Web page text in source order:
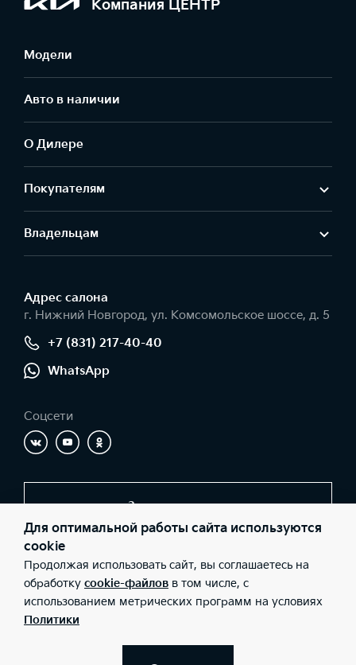
Компания ЦЕНТР
Модели
Авто в наличии
О Дилере
Покупателям
Владельцам
Адрес салонa
г. Нижний Новгород, ул. Комсомольское шоссе, д. 5
+7 (831) 217-40-40
WhatsApp
Соцсети
Заказать звонок
© 2026 Юридические лица ООО «Компания ЦЕНТР»
(Фактический адрес: г. Нижний Новгород, ул. Комсомольское
шоссе, д. 5; Телефон: +7 (831) 217-40-40; ИНН: 5257079918;
ОГРН: 1065257048295), ООО «Киа Россия и СНГ» (Фактический
адрес: г.Москва, Валовая 26; Телефон: 8 800 301 08 80; ИНН:
7728674093; ОГРН: 5087746291760) ведут деятельность на
Для оптимальной работы сайта используются
cookie
Продолжая использовать сайт, вы соглашаетесь на
обработку cookie-файлов в том числе, с
использованием метрических программ на условиях
Политики